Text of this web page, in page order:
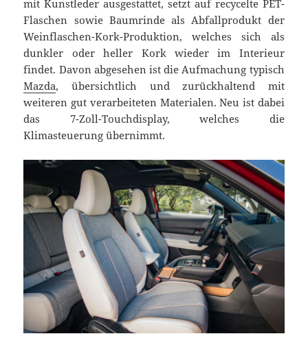
mit Kunstleder ausgestattet, setzt auf recycelte PET-
Flaschen sowie Baumrinde als Abfallprodukt der
Weinflaschen-Kork-Produktion, welches sich als
dunkler oder heller Kork wieder im Interieur
findet. Davon abgesehen ist die Aufmachung typisch
Mazda, übersichtlich und zurückhaltend mit
weiteren gut verarbeiteten Materialen. Neu ist dabei
das 7-Zoll-Touchdisplay, welches die
Klimasteuerung übernimmt.